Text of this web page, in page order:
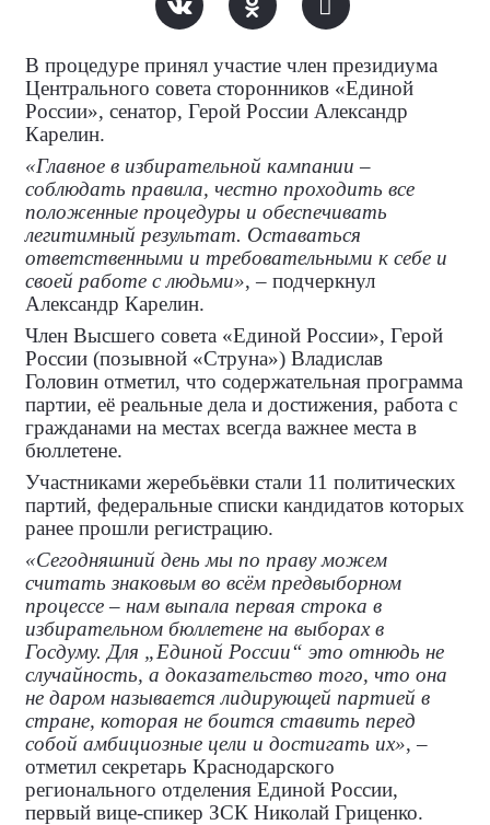
В процедуре принял участие член президиума
Центрального совета сторонников «Единой
России», сенатор, Герой России Александр
Карелин.
«Главное в избирательной кампании –
соблюдать правила, честно проходить все
положенные процедуры и обеспечивать
легитимный результат. Оставаться
ответственными и требовательными к себе и
своей работе с людьми», – подчеркнул
Александр Карелин.
Член Высшего совета «Единой России», Герой
России (позывной «Струна») Владислав
Головин отметил, что содержательная программа
партии, её реальные дела и достижения, работа с
гражданами на местах всегда важнее места в
бюллетене.
Участниками жеребьёвки стали 11 политических
партий, федеральные списки кандидатов которых
ранее прошли регистрацию.
«Сегодняшний день мы по праву можем
считать знаковым во всём предвыборном
процессе – нам выпала первая строка в
избирательном бюллетене на выборах в
Госдуму. Для „Единой России“ это отнюдь не
случайность, а доказательство того, что она
не даром называется лидирующей партией в
стране, которая не боится ставить перед
собой амбициозные цели и достигать их», –
отметил секретарь Краснодарского
регионального отделения Единой России,
первый вице-спикер ЗСК Николай Гриценко.